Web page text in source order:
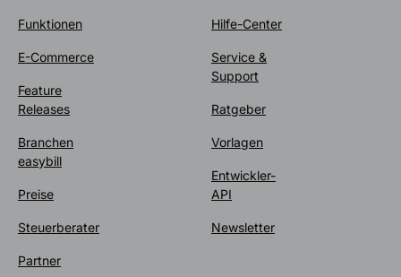
Funktionen
E-Commerce
Feature
Releases
Branchen
easybill
Preise
Steuerberater
Partner
Hilfe-Center
Service &
Support
Ratgeber
Vorlagen
Entwickler-
API
Newsletter